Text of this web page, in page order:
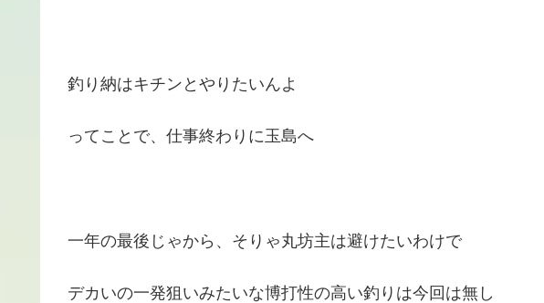
釣り納はキチンとやりたいんよ
ってことで、仕事終わりに玉島へ
一年の最後じゃから、そりゃ丸坊主は避けたいわけで
デカいの一発狙いみたいな博打性の高い釣りは今回は無し